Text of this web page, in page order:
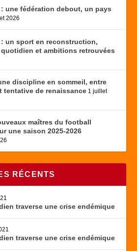
une fédération debout, un pays
2026
un sport en reconstruction,
et ambitions retrouvées
discipline en sommeil, entre
tentative de renaissance 1 juillet
maîtres du football
une saison 2025-2026
RÉCENTS
traverse une crise endémique
traverse une crise endémique